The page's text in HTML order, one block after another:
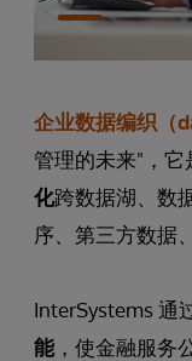
企业数据编织（
管理的未来"，
化跨数据湖、数
序、第三方数据
InterSystems 通
能 ，使金融服务